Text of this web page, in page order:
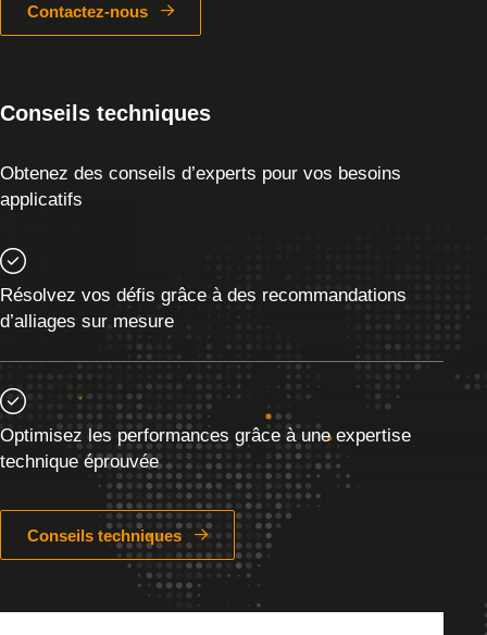
Contactez-nous
Conseils techniques
Obtenez des conseils d’experts pour vos besoins
applicatifs
Résolvez vos défis grâce à des recommandations
d’alliages sur mesure
Optimisez les performances grâce à une expertise
technique éprouvée
Conseils techniques